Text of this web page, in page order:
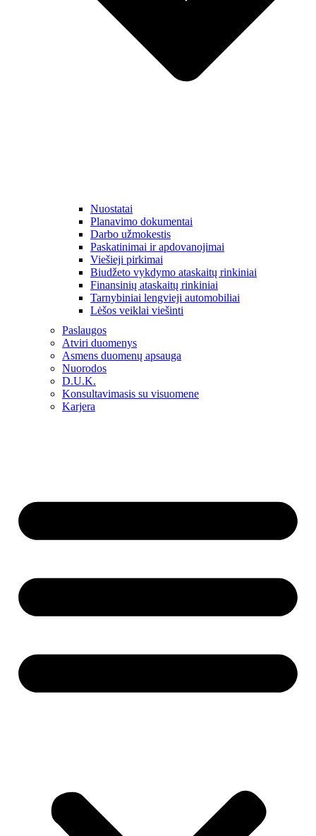
Nuostatai
Planavimo dokumentai
Darbo užmokestis
Paskatinimai ir apdovanojimai
Viešieji pirkimai
Biudžeto vykdymo ataskaitų rinkiniai
Finansinių ataskaitų rinkiniai
Tarnybiniai lengvieji automobiliai
Lėšos veiklai viešinti
Paslaugos
Atviri duomenys
Asmens duomenų apsauga
Nuorodos
D.U.K.
Konsultavimasis su visuomene
Karjera